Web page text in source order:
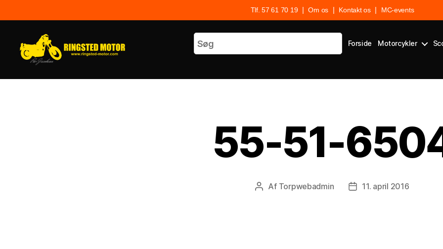
Tlf. 57 61 70 19 | Om os | Kontakt os | MC-events
Motor
Forside Motorcykler
55-51-
Indlægsforfatter
Af Torpwebadmin Indlægsdato
11. april 2016